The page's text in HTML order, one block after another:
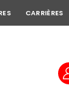
CARRIÈRES